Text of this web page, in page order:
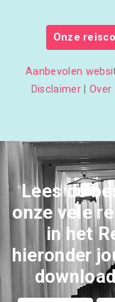
Onze
Aanbevolen
Disclaimer |Over
Lees de
onze vele
in het
hieronder